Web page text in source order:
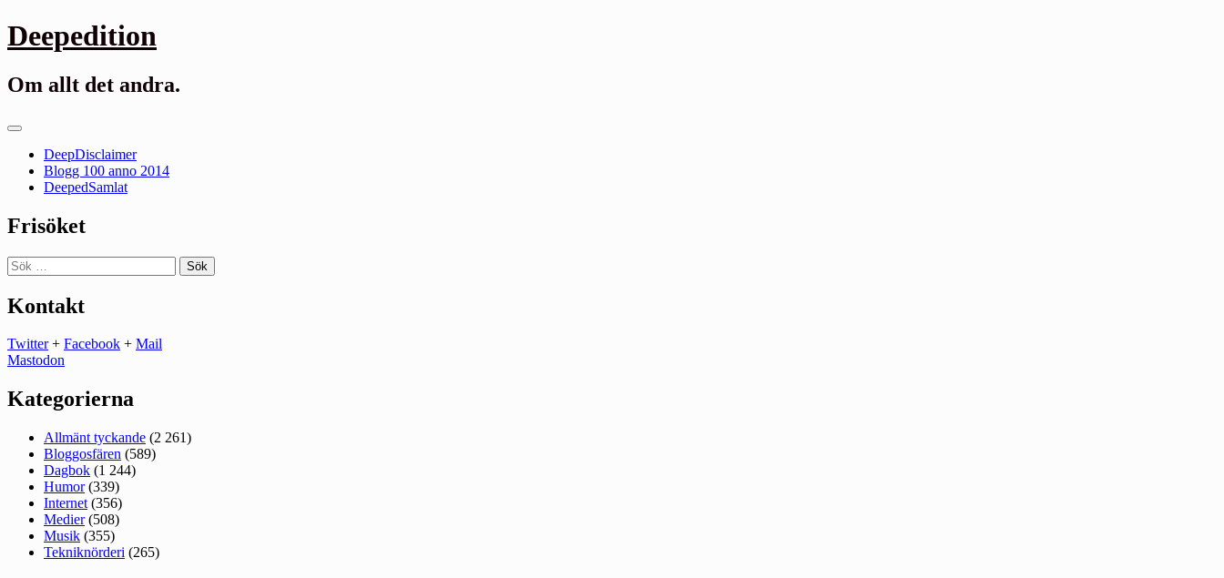
Gå
till
Deepedition
Om allt det andra.
Primär
DeepDisclaimer
Blogg 100 anno 2014
DeepedSamlat
Frisöket
Sök
efter:
Kontakt
Twitter+ Facebook + Mail
Mastodon
Kategorierna
Allmänt tyckande (2 261)
Bloggosfären (589)
Dagbok (1 244)
Humor(339)
Internet (356)
Medier(508)
Musik (355)
Tekniknörderi (265)